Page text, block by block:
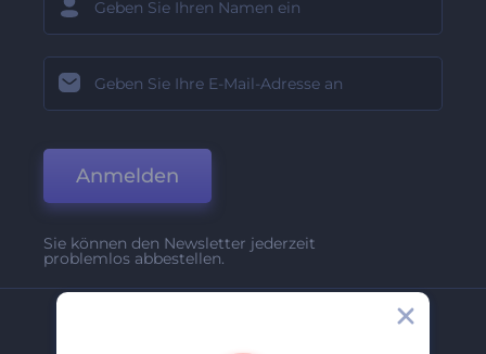
Anmelden
Sie können den Newsletter jederzeit
problemlos abbestellen.